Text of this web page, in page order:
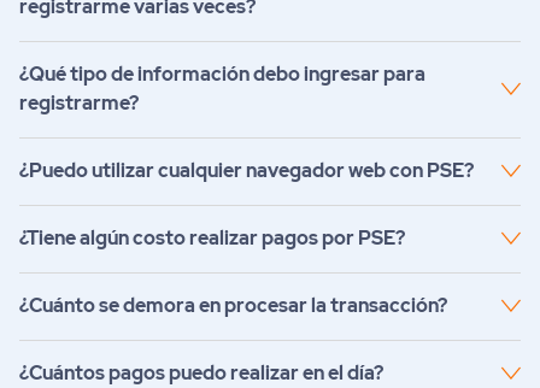
registrarme varias veces?
¿Qué tipo de información debo ingresar para
registrarme?
¿Puedo utilizar cualquier navegador web con PSE?
¿Tiene algún costo realizar pagos por PSE?
¿Cuánto se demora en procesar la transacción?
¿Cuántos pagos puedo realizar en el día?